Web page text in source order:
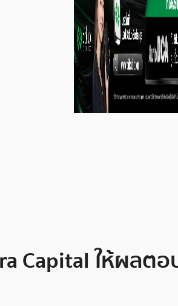
Capital ให้ผลต